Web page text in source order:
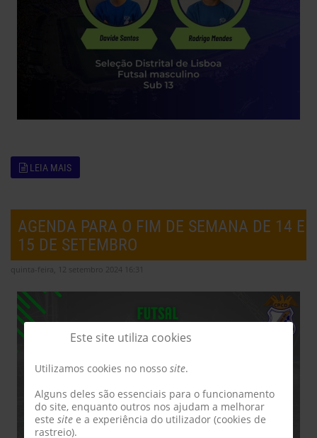
LEIA MAIS
AGENDA PARA O FIM DE SEMANA DE 14 E
15 DE SETEMBRO
quinta-feira, 12 setembro 2024 16:31
Este site utiliza cookies
Utilizamos cookies no nosso site.
Alguns deles são essenciais para o funcionamento
do site, enquanto outros nos ajudam a melhorar
este site e a experiência do utilizador (cookies de
rastreio).